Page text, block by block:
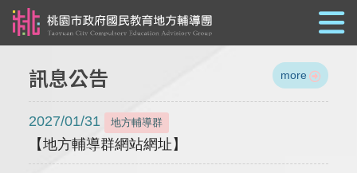
訊息公告 more
2027/01/31 地方輔導群
【地方輔導群網站網址】